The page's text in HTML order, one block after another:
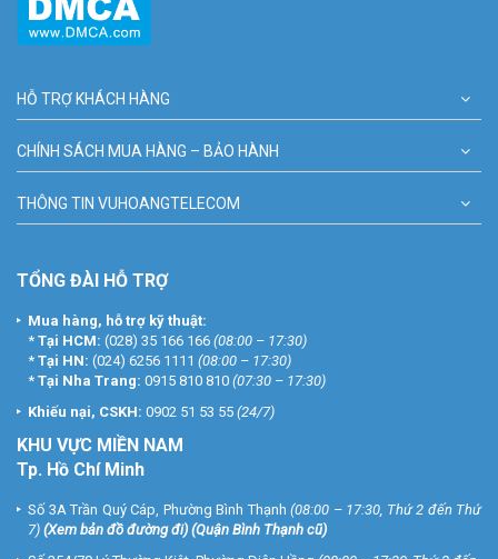
HỖ TRỢ KHÁCH HÀNG
CHÍNH SÁCH MUA HÀNG – BẢO HÀNH
THÔNG TIN VUHOANGTELECOM
TỔNG ĐÀI HỖ TRỢ
Mua hàng, hỗ trợ kỹ thuật:
* Tại HCM: (028) 35 166 166 (08:00 – 17:30)
* Tại HN: (024) 6256 1111 (08:00 – 17:30)
* Tại Nha Trang: 0915 810 810 (07:30 – 17:30)
Khiếu nại, CSKH: 0902 51 53 55 (24/7)
KHU VỰC MIỀN NAM
Tp. Hồ Chí Minh
Số 3A Trần Quý Cáp, Phường Bình Thạnh (08:00 – 17:30, Thứ 2 đến Thứ
7) (Xem bản đồ đường đi) (Quận Bình Thạnh cũ)